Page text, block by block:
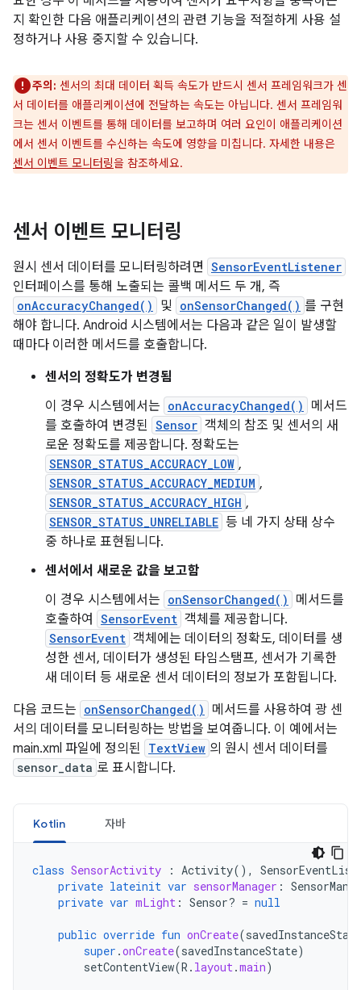
지 확인한 다음 애플리케이션의 관련 기능을 적절하게 사용 설
정하거나 사용 중지할 수 있습니다.
주의: 센서의 최대 데이터 획득 속도가 반드시 센서 프레임워크가 센
서 데이터를 애플리케이션에 전달하는 속도는 아닙니다. 센서 프레임워
크는 센서 이벤트를 통해 데이터를 보고하며 여러 요인이 애플리케이션
에서 센서 이벤트를 수신하는 속도에 영향을 미칩니다. 자세한 내용은
센서 이벤트 모니터링을 참조하세요.
센서 이벤트 모니터링
원시 센서 데이터를 모니터링하려면 SensorEventListener
인터페이스를 통해 노출되는 콜백 메서드 두 개, 즉
onAccuracyChanged() 및 onSensorChanged() 를 구현
해야 합니다. Android 시스템에서는 다음과 같은 일이 발생할
때마다 이러한 메서드를 호출합니다.
센서의 정확도가 변경됨
이 경우 시스템에서는 onAccuracyChanged()
메서드
를 호출하여 변경된 Sensor 객체의 참조 및 센서의 새
로운 정확도를 제공합니다. 정확도는
SENSOR_STATUS_ACCURACY_LOW ,
SENSOR_STATUS_ACCURACY_MEDIUM ,
SENSOR_STATUS_ACCURACY_HIGH ,
SENSOR_STATUS_UNRELIABLE 등 네 가지 상태 상수
중 하나로 표현됩니다.
센서에서 새로운 값을 보고함
이 경우 시스템에서는 onSensorChanged()
메서드를
호출하여
SensorEvent 객체를 제공합니다.
SensorEvent 객체에는 데이터의 정확도, 데이터를 생
성한 센서, 데이터가 생성된 타임스탬프, 센서가 기록한
새 데이터 등 새로운 센서 데이터의 정보가 포함됩니다.
다음 코드는 onSensorChanged()
메서드를 사용하여 광 센
서의 데이터를 모니터링하는 방법을 보여줍니다. 이 예에서는
main.xml 파일에 정의된 TextView 의 원시 센서 데이터를
sensor_data 로 표시합니다.
Kotlin 자바
class SensorActivity : Activity(),
private lateinit var sensorManager :
private var mLight : Sensor? = null
public override fun onCreate(savedInstanceState
super .onCreate(savedInstanceState)
setContentView(R . layout.main)